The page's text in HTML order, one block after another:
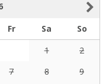
Fr Sa
So
1
2
7 8
9